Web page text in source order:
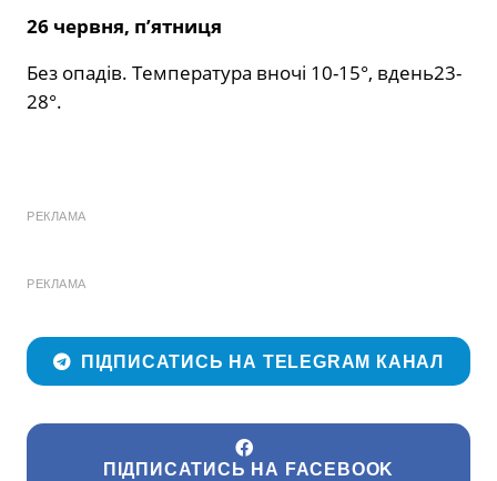
26 червня, п’ятниця
Без опадів. Температура вночі 10-15°, вдень23-
28°.
РЕКЛАМА
РЕКЛАМА
ПІДПИСАТИСЬ НА TELEGRAM КАНАЛ
ПІДПИСАТИСЬ НА FACEBOOK